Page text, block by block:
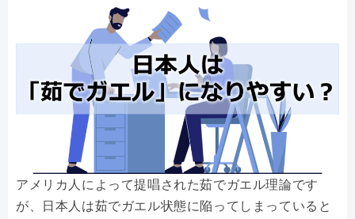
アメリカ人によって提唱された茹でガエル理論です
が、日本人は茹でガエル状態に陥ってしまっていると